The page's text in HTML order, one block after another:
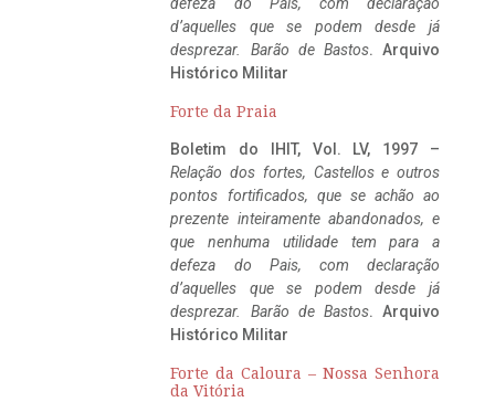
d’aquelles que se podem desde já
desprezar. Barão de Bastos. Arquivo
Histórico Militar
Forte da Praia
Boletim do IHIT, Vol. LV, 1997 –
Relação dos fortes, Castellos e outros
pontos fortificados, que se achão ao
prezente inteiramente abandonados, e
que nenhuma utilidade tem para a
defeza do Pais, com declaração
d’aquelles que se podem desde já
desprezar. Barão de Bastos. Arquivo
Histórico Militar
Forte da Caloura – Nossa Senhora
da Vitória